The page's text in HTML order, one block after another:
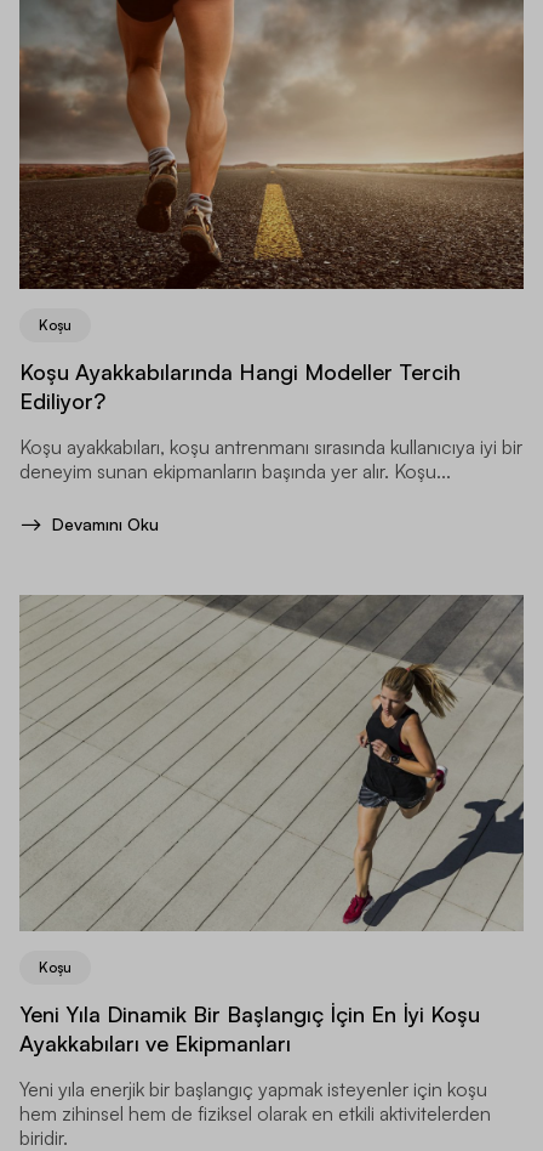
Koşu
Koşu Ayakkabılarında Hangi Modeller Tercih
Ediliyor?
Koşu ayakkabıları, koşu antrenmanı sırasında kullanıcıya iyi bir
deneyim sunan ekipmanların başında yer alır. Koşu...
Devamını Oku
Koşu
Yeni Yıla Dinamik Bir Başlangıç İçin En İyi Koşu
Ayakkabıları ve Ekipmanları
Yeni yıla enerjik bir başlangıç yapmak isteyenler için koşu
hem zihinsel hem de fiziksel olarak en etkili aktivitelerden
biridir.